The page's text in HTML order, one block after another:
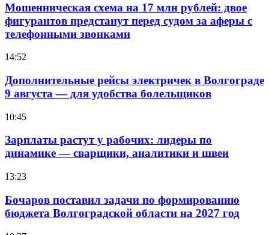
Мошенническая схема на 17 млн рублей: двое
фигурантов предстанут перед судом за аферы с
телефонными звонками
14:52
Дополнительные рейсы электричек в Волгограде
9 августа — для удобства болельщиков
10:45
Зарплаты растут у рабочих: лидеры по
динамике — сварщики, аналитики и швеи
13:23
Бочаров поставил задачи по формированию
бюджета Волгоградской области на 2027 год